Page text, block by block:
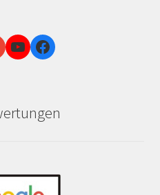
Wien
YouTubeFacebook